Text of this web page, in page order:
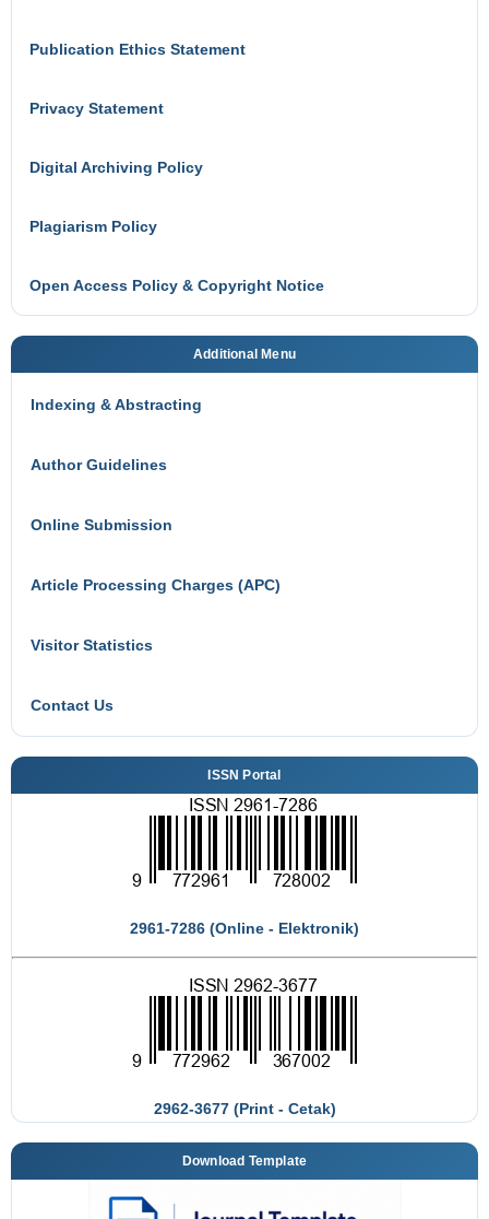
Publication Ethics Statement
Privacy Statement
Digital Archiving Policy
Plagiarism Policy
Open Access Policy & Copyright Notice
Additional Menu
Indexing & Abstracting
Author Guidelines
Online Submission
Article Processing Charges (APC)
Visitor Statistics
Contact Us
ISSN Portal
2961-7286 (Online - Elektronik)
2962-3677 (Print - Cetak)
Download Template